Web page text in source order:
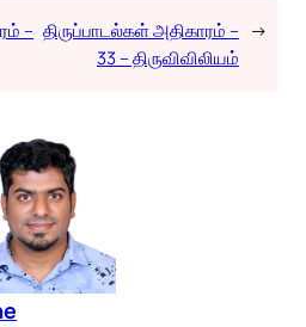
– திருப்பாடல்கள் அதிகாரம் –
33 – திருவிவிலியம்
→